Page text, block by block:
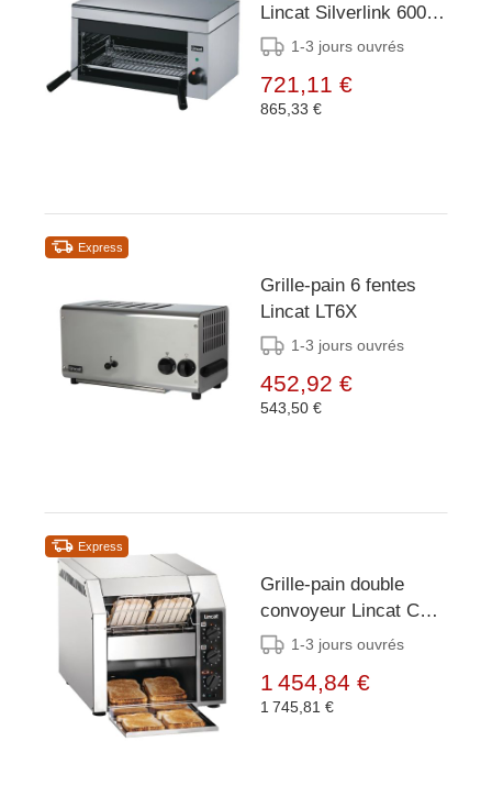
Lincat Silverlink 600
GR3 - 2,8 kW -
1-3 jours ouvrés
721,11 €
865,33 €
Express
Grille-pain 6 fentes
Lincat LT6X
1-3 jours ouvrés
452,92 €
543,50 €
Express
Grille-pain double
convoyeur Lincat CT1
- 2,4kW - 340
1-3 jours ouvrés
1 454,84 €
1 745,81 €